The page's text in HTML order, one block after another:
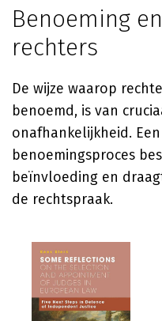
Benoeming
rechters
De wijze waarop
benoemd, is van
onafhankelijkheid.
benoemingsproces
beïnvloeding en
de rechtspraak.